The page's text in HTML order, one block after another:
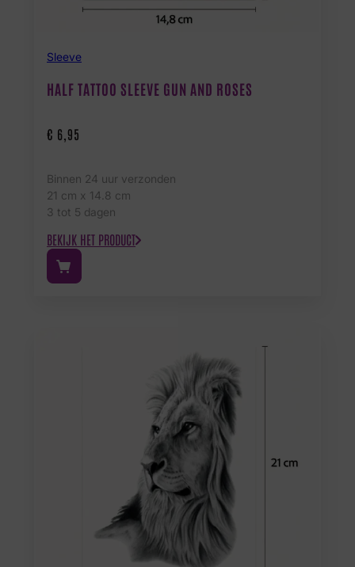
Sleeve
HALF TATTOO SLEEVE GUN AND ROSES
€ 6,95
Binnen 24 uur verzonden
21 cm x 14.8 cm
3 tot 5 dagen
BEKIJK HET PRODUCT